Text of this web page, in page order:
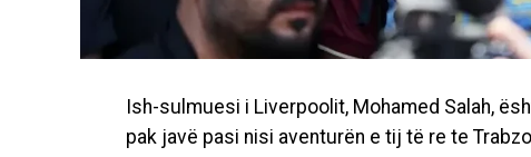
Ish-sulmuesi i Liverpoolit, Mohamed Salah,
pak javë pasi nisi aventurën e tij të re te